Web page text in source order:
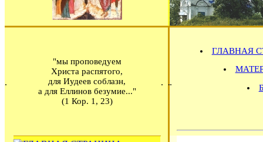
"мы проповедуем
Христа распятого,
для Иудеев соблазн,
а для Еллинов безумие..."
(1 Кор. 1, 23)
ГЛАВНАЯ